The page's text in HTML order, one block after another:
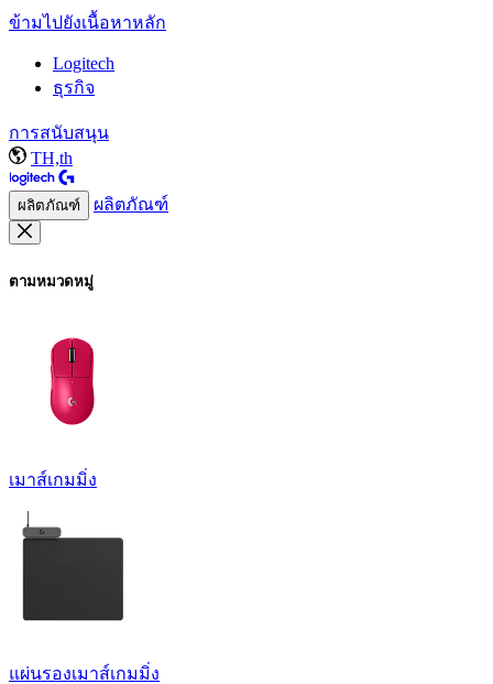
ข้ามไปยังเนื้อหาหลัก
Logitech
ธุรกิจ
การสนับสนุน
TH,th
ผลิตภัณฑ์ ผลิตภัณฑ์
ตามหมวดหมู่
เมาส์เกมมิ่ง
แผ่นรองเมาส์เกมมิ่ง